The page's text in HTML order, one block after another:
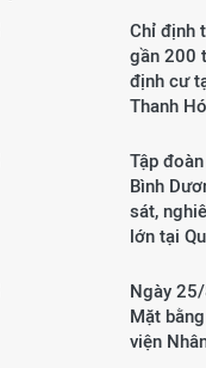
Chỉ định
gần 200
định cư
Thanh
Tập
Bình
sát,
lớn tại
Ngày
Mặt
viện